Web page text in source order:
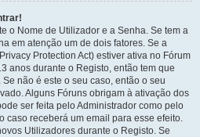
o Nome de Utilizador e a Senha. Se tem a
em atenção um de dois fatores. Se a
Protection Act) estiver ativa no Fórum
anos durante o Registo, então tem que
não é este o seu caso, então o seu
Alguns Fóruns obrigam à ativação dos
ser feita pelo Administrador como pelo
caso receberá um email para esse efeito.
Utilizadores durante o Registo. Se